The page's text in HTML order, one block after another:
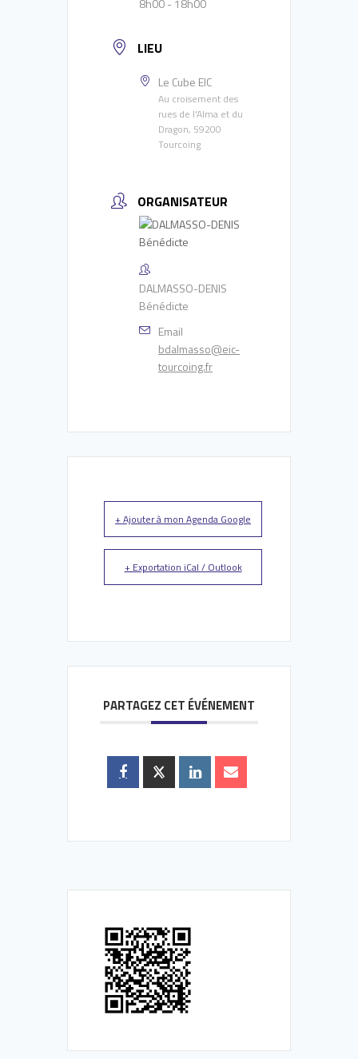
8h00 - 18h00
LIEU
Le Cube EIC
Au croisement des
rues de l'Alma et du
Dragon, 59200
Tourcoing
ORGANISATEUR
DALMASSO-DENIS
Bénédicte
Email
bdalmasso@eic-
tourcoing.fr
+ Ajouter à mon Agenda Google
+ Exportation iCal / Outlook
PARTAGEZ CET ÉVÉNEMENT